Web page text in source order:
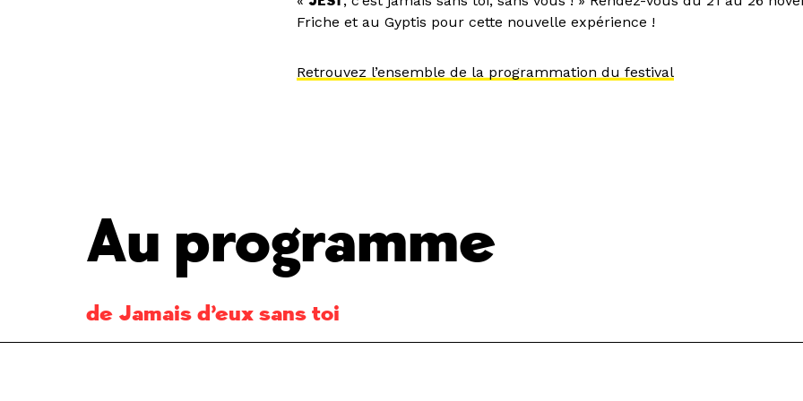
Friche et au Gyptis pour cette nouvelle expérience !
Retrouvez l’ensemble de la programmation du festival
Au programme
de Jamais d’eux sans toi